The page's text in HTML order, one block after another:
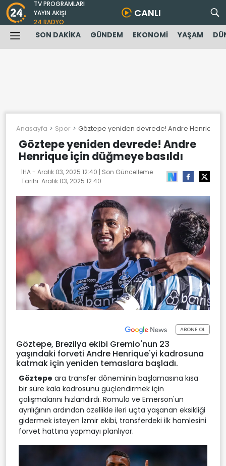
TV PROGRAMLARI
YAYIN AKIŞI
24 RADYO
CANLI
SON DAKİKA GÜNDEM EKONOMİ YAŞAM
Anasayfa Spor Göztepe yeniden devrede! Andre Henrique
Göztepe yeniden devrede! Andre
Henrique için düğmeye basıldı
İHA - Aralık 03, 2025 12:40 | Son Güncelleme
Tarihi: Aralık 03, 2025 12:40
ABONE OL
Göztepe, Brezilya ekibi Gremio'nun 23
yaşındaki forveti Andre Henrique'yi kadrosuna
katmak için yeniden temaslara başladı.
Göztepe ara transfer döneminin başlamasına kısa
bir süre kala kadrosunu güçlendirmek için
çalışmalarını hızlandırdı. Romulo ve Emerson'un
ayrılığının ardından özellikle ileri uçta yaşanan eksikliği
gidermek isteyen İzmir ekibi, transferdeki ilk hamlesini
forvet hattına yapmayı planlıyor.